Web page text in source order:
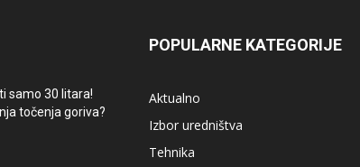
samo 30 litara!
točenja goriva?
POPULARNE KATEGORIJE
Aktualno
Izbor uredništva
Tehnika